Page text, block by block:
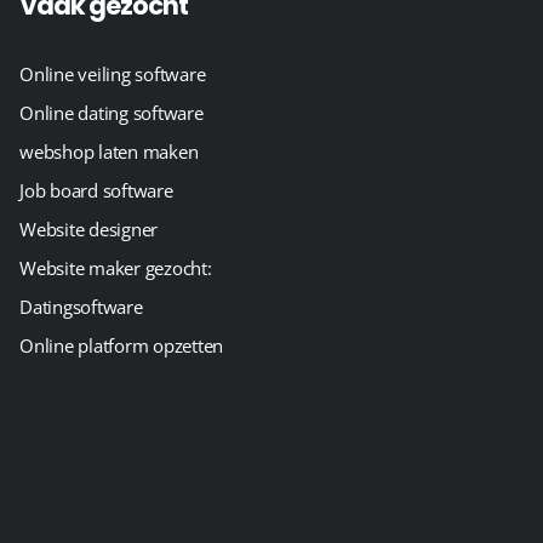
Online veiling software
Online dating software
webshop laten maken
Job board software
Website designer
Website maker gezocht:
Datingsoftware
Online platform opzetten